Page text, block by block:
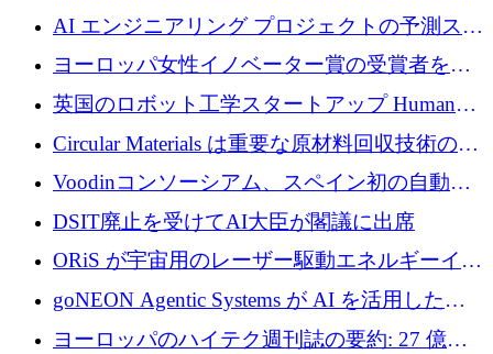
衛技術を拡大するために5,000万ユーロの欧州
基金を立ち上げる
AI エンジニアリング プロジェクトの予測スタ
ートアップ Cascade が a16z アクセラレータか
らの支援を獲得
ヨーロッパ女性イノベーター賞の受賞者を紹
介します
英国のロボット工学スタートアップ Humanoid
がシリーズ A 1 億 5,200 万ドルで評価額 13 億
5,000 万ドルに到達
Circular Materials は重要な原材料回収技術の拡
張に 1,180 万ユーロを確保
Voodinコンソーシアム、スペイン初の自動木
製ブレード工場の建設にEU補助金4,800万ユ
ーロを確保
DSIT廃止を受けてAI大臣が閣議に出席
ORiS が宇宙用のレーザー駆動エネルギーイン
フラの構築に 500 万ユーロを調達
goNEON Agentic Systems が AI を活用したイ
ンフラ計画を加速するために 16 万ユーロを確
ヨーロッパのハイテク週刊誌の要約: 27 億ユ